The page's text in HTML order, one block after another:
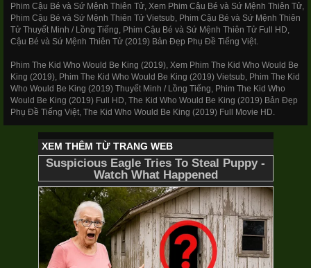
Phim Cậu Bé và Sứ Mệnh Thiên Tử, Xem Phim Cậu Bé và Sứ Mệnh Thiên Tử,
Phim Cậu Bé và Sứ Mệnh Thiên Tử Vietsub, Phim Cậu Bé và Sứ Mệnh Thiên
Tử Thuyết Minh / Lồng Tiếng, Phim Cậu Bé và Sứ Mệnh Thiên Tử Full HD,
Cậu Bé và Sứ Mệnh Thiên Tử (2019) Bản Đẹp Phụ Đề Tiếng Việt.
Phim The Kid Who Would Be King (2019), Xem Phim The Kid Who Would Be
King (2019), Phim The Kid Who Would Be King (2019) Vietsub, Phim The Kid
Who Would Be King (2019) Thuyết Minh / Lồng Tiếng, Phim The Kid Who
Would Be King (2019) Full HD, The Kid Who Would Be King (2019) Bản Đẹp
Phụ Đề Tiếng Việt, The Kid Who Would Be King (2019) Full Movie HD.